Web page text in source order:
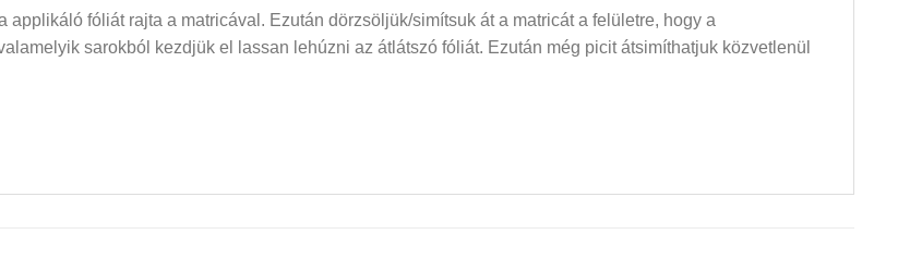
fóliát rajta a matricával. Ezután dörzsöljük/simítsuk át a matricát a felületre, hogy a
sarokból kezdjük el lassan lehúzni az átlátszó fóliát. Ezután még picit átsimíthatjuk közvetlenül